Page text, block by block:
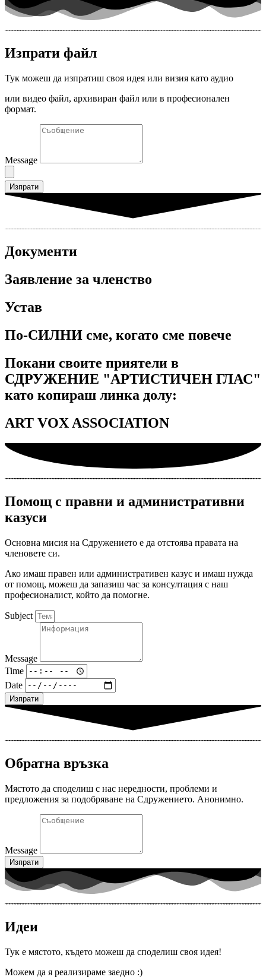
Изпрати файл
Тук можеш да изпратиш своя идея или визия като аудио
или видео файл, архивиран файл или в професионален
формат.
Message
Изпрати
Документи
Заявление за членство
Устав
По-СИЛНИ сме, когато сме повече
Покани своите приятели в
СДРУЖЕНИЕ "АРТИСТИЧЕН ГЛАС"
като копираш линка долу:
ART VOX ASSOCIATION
Помощ с правни и административни
казуси
Основна мисия на Сдружението е да отстоява правата на
членовете си.
Ако имаш правен или административен казус и имаш нужда
от помощ, можеш да запазиш час за консултация с наш
професионалист, който да помогне.
Subject
Message
Time
Date
Изпрати
Обратна връзка
Мястото да споделиш с нас нередности, проблеми и
предложения за подобряване на Сдружението. Анонимно.
Message
Изпрати
Идеи
Тук е мястото, където можеш да споделиш своя идея!
Можем да я реализираме заедно :)